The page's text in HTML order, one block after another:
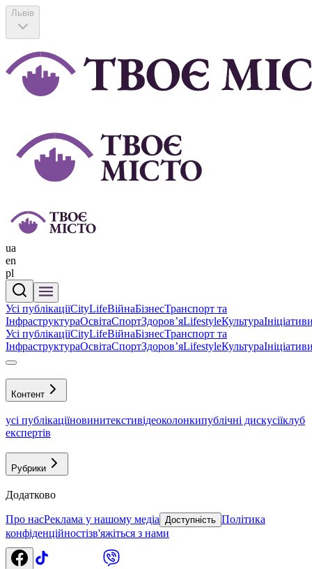
Львів
ua
en
pl
Усі публікаціїCityLifeВійнаБізнесТранспорт та
ІнфраструктураОсвітаСпортЗдоровʼяLifestyleКультура
Усі публікаціїCityLifeВійнаБізнесТранспорт та
ІнфраструктураОсвітаСпортЗдоровʼяLifestyleКультура
Контент
усі публікаціїновинитекстивідеоколонкипублічні дискусіїклуб
експертів
Рубрики
Додатково
Про насРеклама у нашому медіа Доступність Політика
конфіденційностізв'яжіться з нами